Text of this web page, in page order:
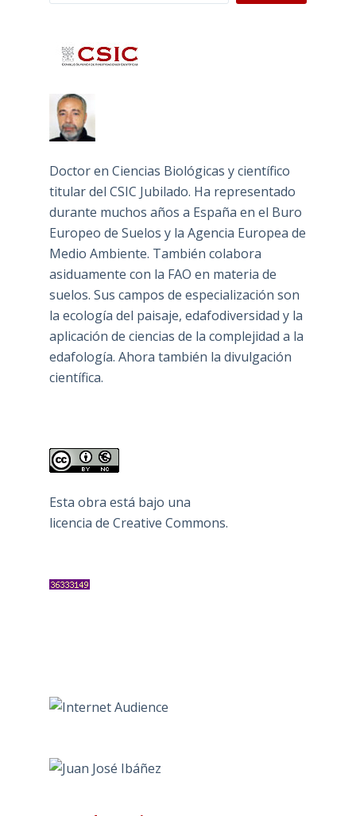
Doctor en Ciencias Biológicas y científico
titular del CSIC Jubilado. Ha representado
durante muchos años a España en el Buro
Europeo de Suelos y la Agencia Europea de
Medio Ambiente. También colabora
asiduamente con la FAO en materia de
suelos. Sus campos de especialización son
la ecología del paisaje, edafodiversidad y la
aplicación de ciencias de la complejidad a la
edafología. Ahora también la divulgación
científica.
Esta obra está bajo una
licencia de Creative Commons.